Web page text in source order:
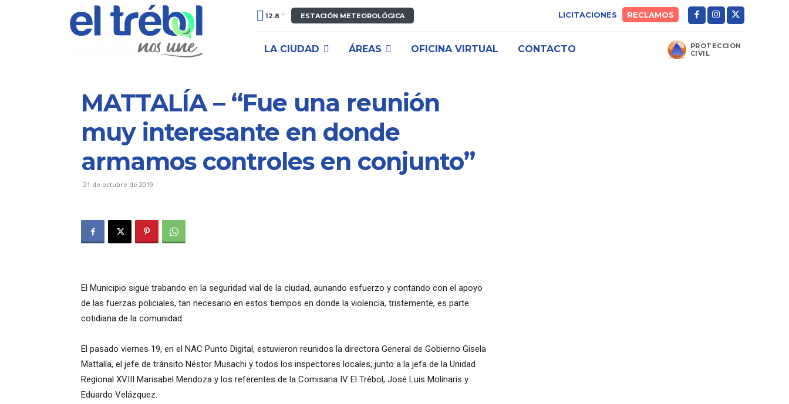
12.8 C ESTACIÓN METEOROLÓGICA LICITACIONES RECLAMOS
LA CIUDAD ÁREAS OFICINA VIRTUAL CONTACTO
PROTECCIÓN
CIVIL
MATTALÍA – “Fue una reunión
muy interesante en donde
armamos controles en conjunto”
21 de octubre de 2019
El Municipio sigue trabando en la seguridad vial de la ciudad, aunando esfuerzo y contando con el apoyo
de las fuerzas policiales, tan necesario en estos tiempos en donde la violencia, tristemente, es parte
cotidiana de la comunidad.
El pasado viernes 19, en el NAC Punto Digital, estuvieron reunidos la directora General de Gobierno Gisela
Mattalía, el jefe de tránsito Néstor Musachi y todos los inspectores locales; junto a la jefa de la Unidad
Regional XVIII Marisabel Mendoza y los referentes de la Comisaria IV El Trébol, José Luis Molinaris y
Eduardo Velázquez.